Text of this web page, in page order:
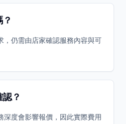
，仍需由店家確認服務內容與可
？
深度會影響報價，因此實際費用